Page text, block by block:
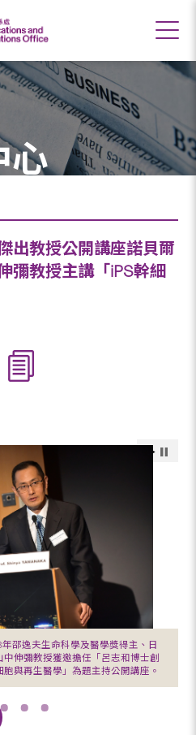
心
出教授公開講座諾貝爾
彌教授主講「iPS幹細
邵逸夫生命科學及醫學獎得主、日
中伸彌教授獲邀擔任「呂志和博士創
與再生醫學」為題主持公開講座。